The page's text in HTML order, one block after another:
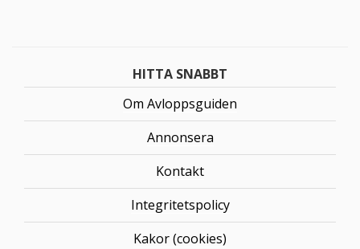
HITTA SNABBT
Om Avloppsguiden
Annonsera
Kontakt
Integritetspolicy
Kakor (cookies)